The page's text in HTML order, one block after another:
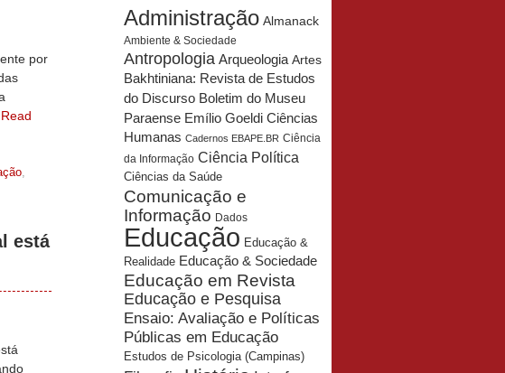
por
Read
,
está
Administração Almanack
Ambiente & Sociedade
Antropologia Arqueologia Artes
Bakhtiniana: Revista de Estudos
do Discurso Boletim do Museu
Paraense Emílio Goeldi Ciências
Humanas Cadernos EBAPE.BR Ciência
da Informação Ciência Política
Ciências da Saúde
Comunicação e
Informação Dados
Educação Educação &
Realidade Educação & Sociedade
Educação em Revista
Educação e Pesquisa
Ensaio: Avaliação e Políticas
Públicas em Educação
Estudos de Psicologia (Campinas)